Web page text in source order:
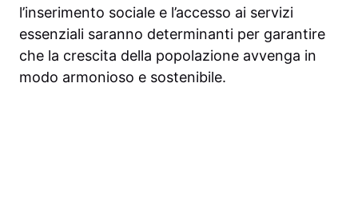
l’inserimento sociale e l’accesso ai servizi
essenziali saranno determinanti per garantire
che la crescita della popolazione avvenga in
modo armonioso e sostenibile.